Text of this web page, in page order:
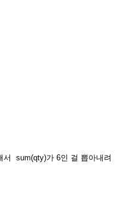
sum(qty)가 6인 걸 뽑아내려